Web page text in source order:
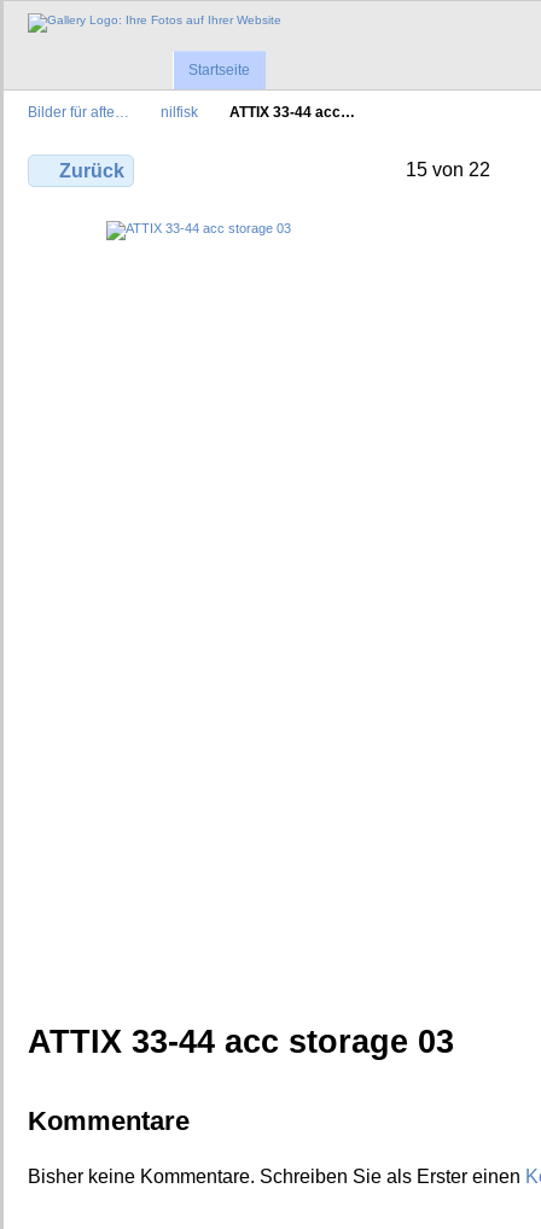
Startseite
Bilder für afte… nilfisk ATTIX 33-44 acc…
Zurück 15 von 22
ATTIX 33-44 acc storage 03
Kommentare
Bisher keine Kommentare. Schreiben Sie als Erster einen